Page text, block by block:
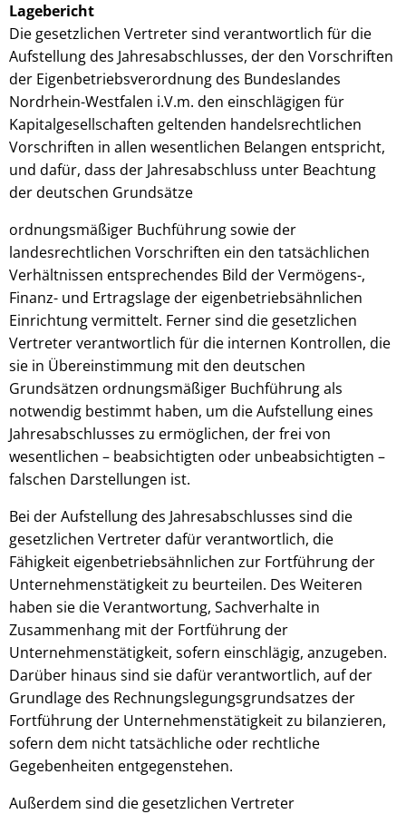
Lagebericht
Die gesetzlichen Vertreter sind verantwortlich für die
Aufstellung des Jahresabschlusses, der den Vorschriften
der Eigenbetriebsverordnung des Bundeslandes
Nordrhein-Westfalen i.V.m. den einschlägigen für
Kapitalgesellschaften geltenden handelsrechtlichen
Vorschriften in allen wesentlichen Belangen entspricht,
und dafür, dass der Jahresabschluss unter Beachtung
der deutschen Grundsätze
ordnungsmäßiger Buchführung sowie der
landesrechtlichen Vorschriften ein den tatsächlichen
Verhältnissen entsprechendes Bild der Vermögens-,
Finanz- und Ertragslage der eigenbetriebsähnlichen
Einrichtung vermittelt. Ferner sind die gesetzlichen
Vertreter verantwortlich für die internen Kontrollen, die
sie in Übereinstimmung mit den deutschen
Grundsätzen ordnungsmäßiger Buchführung als
notwendig bestimmt haben, um die Aufstellung eines
Jahresabschlusses zu ermöglichen, der frei von
wesentlichen – beabsichtigten oder unbeabsichtigten –
falschen Darstellungen ist.
Bei der Aufstellung des Jahresabschlusses sind die
gesetzlichen Vertreter dafür verantwortlich, die
Fähigkeit eigenbetriebsähnlichen zur Fortführung der
Unternehmenstätigkeit zu beurteilen. Des Weiteren
haben sie die Verantwortung, Sachverhalte in
Zusammenhang mit der Fortführung der
Unternehmenstätigkeit, sofern einschlägig, anzugeben.
Darüber hinaus sind sie dafür verantwortlich, auf der
Grundlage des Rechnungslegungsgrundsatzes der
Fortführung der Unternehmenstätigkeit zu bilanzieren,
sofern dem nicht tatsächliche oder rechtliche
Gegebenheiten entgegenstehen.
Außerdem sind die gesetzlichen Vertreter